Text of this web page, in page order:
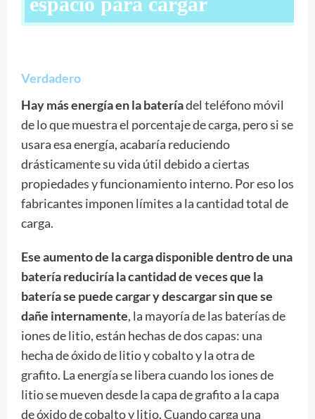
Verdadero
Hay más energía en la bateríadel teléfono móvil
de lo que muestra el porcentaje de carga, pero si se
usara esa energía, acabaría reduciendo
drásticamente su vida útil debido a ciertas
propiedades y funcionamiento interno. Por eso los
fabricantes imponen límites a la cantidad total de
carga.
Ese aumento de la carga disponible dentro de una
batería reduciría la cantidad de veces que la
batería se puede cargar y descargar sin que se
dañe internamente, la mayoría de las baterías de
iones de litio, están hechas de dos capas: una
hecha de óxido de litio y cobalto y la otra de
grafito. La energía se libera cuando los iones de
litio se mueven desde la capa de grafito a la capa
de óxido de cobalto y litio. Cuando carga una